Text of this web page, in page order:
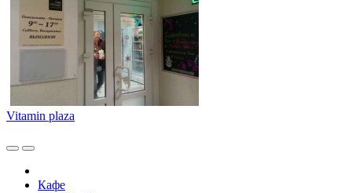
Vitamin plaza
Кафе